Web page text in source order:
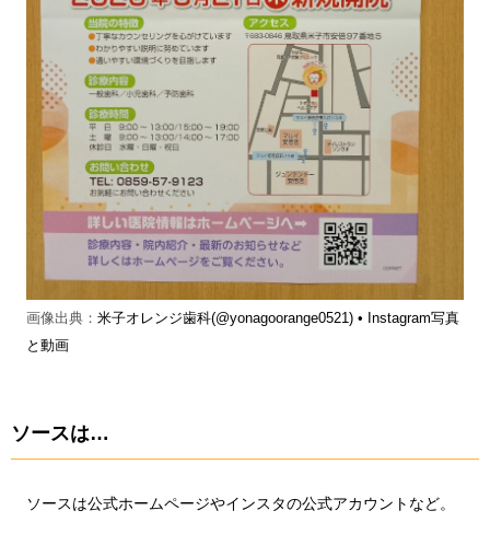
画像出典：米子オレンジ歯科(@yonagoorange0521) • Instagram写真
と動画
ソースは…
ソースは公式ホームページやインスタの公式アカウントなど。